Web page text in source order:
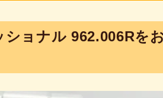
ョナル 962.006Rを